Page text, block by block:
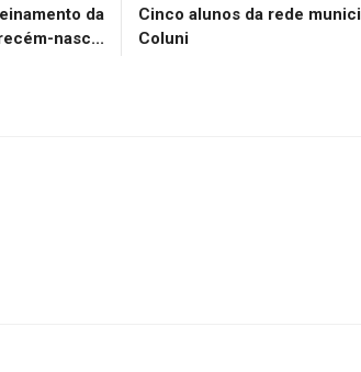
da
nasc...
Cinco alunos da rede
Coluni